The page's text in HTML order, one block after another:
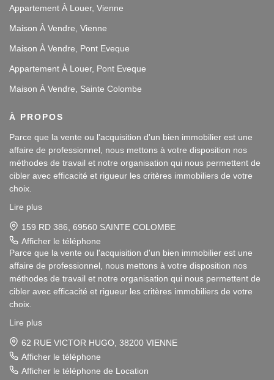
Appartement À Louer, Vienne
Maison À Vendre, Vienne
Maison À Vendre, Pont Eveque
Appartement À Louer, Pont Eveque
Maison À Vendre, Sainte Colombe
À PROPOS
Parce que la vente ou l'acquisition d'un bien immobilier est une
affaire de professionnel, nous mettons à votre disposition nos
méthodes de travail et notre organisation qui nous permettent de
cibler avec efficacité et rigueur les critères immobiliers de votre
choix.
Notre disponibilité et notre écoute au sein de nos agences
immobilières à Vienne et Sainte Colombe les Vienne, au Sud de
Lyon, nous amènent à vous conseiller dans une démarche simple
et agréable afin que votre investissement reste un plaisir.
Notre dynamisme et notre sérieux nous imposent pour votre plus
grand confort une sélection de biens immobiliers dans le 38 et le
69 correspondant à vos attentes.
Pour vous Vendeurs, la publicité de votre bien immobilier ainsi
que son estimation sont gratuites.
Pour vous Acquéreurs, notre connaissance du secteur Rhône-
Lire plus
159 RD 386, 69560 SAINTE COLOMBE
Afficher le téléphone
Parce que la vente ou l'acquisition d'un bien immobilier est une
affaire de professionnel, nous mettons à votre disposition nos
méthodes de travail et notre organisation qui nous permettent de
cibler avec efficacité et rigueur les critères immobiliers de votre
choix.
Notre disponibilité et notre écoute au sein de nos agences
immobilières à Vienne et Sainte Colombe les Vienne, au Sud de
Lyon, nous amènent à vous conseiller dans une démarche simple
et agréable afin que votre investissement reste un plaisir.
Lire plus
62 RUE VICTOR HUGO, 38200 VIENNE
Afficher le téléphone
Afficher le téléphone de Location